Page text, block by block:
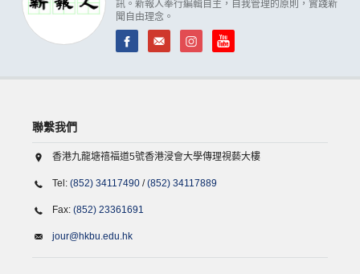
訊。新報人奉行編輯自主，自我管理的原則，實踐新
聞自由理念。
聯繫我們
香港九龍塘禧福道5號香港浸會大學傳理視藝大樓
Tel: (852) 34117490 /(852) 34117889
Fax: (852) 23361691
jour@hkbu.edu.hk